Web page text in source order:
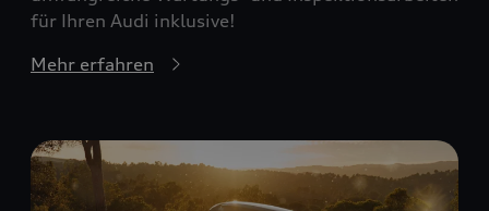
für Ihren Audi inklusive!
Mehr erfahren